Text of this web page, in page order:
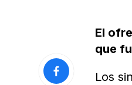
El
que
Los